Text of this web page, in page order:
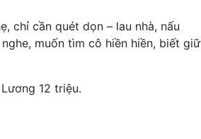
chỉ cần quét dọn – lau nhà, nấu
muốn tìm cô hiền hiền, biết giữ
12 triệu.